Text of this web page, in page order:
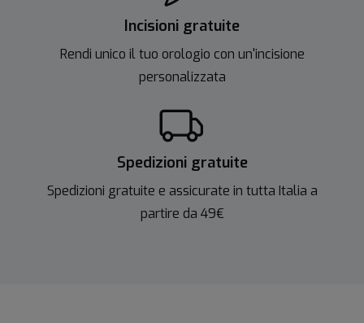
Incisioni gratuite
Rendi unico il tuo orologio con un'incisione
personalizzata
Spedizioni gratuite
Spedizioni gratuite e assicurate in tutta Italia a
partire da 49€